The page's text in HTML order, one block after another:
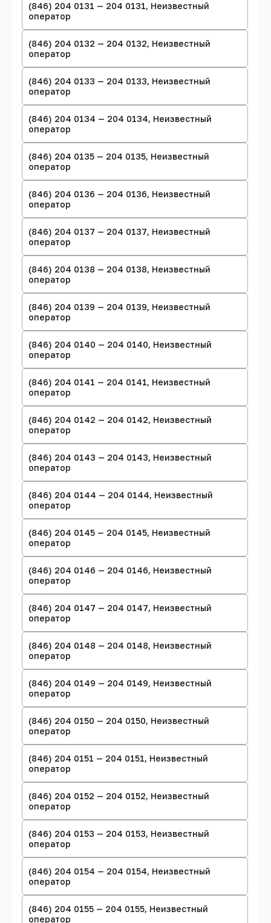
(846) 204 0131 — 204 0131, Неизвестный
оператор
(846) 204 0132 — 204 0132, Неизвестный
оператор
(846) 204 0133 — 204 0133, Неизвестный
оператор
(846) 204 0134 — 204 0134, Неизвестный
оператор
(846) 204 0135 — 204 0135, Неизвестный
оператор
(846) 204 0136 — 204 0136, Неизвестный
оператор
(846) 204 0137 — 204 0137, Неизвестный
оператор
(846) 204 0138 — 204 0138, Неизвестный
оператор
(846) 204 0139 — 204 0139, Неизвестный
оператор
(846) 204 0140 — 204 0140, Неизвестный
оператор
(846) 204 0141 — 204 0141, Неизвестный
оператор
(846) 204 0142 — 204 0142, Неизвестный
оператор
(846) 204 0143 — 204 0143, Неизвестный
оператор
(846) 204 0144 — 204 0144, Неизвестный
оператор
(846) 204 0145 — 204 0145, Неизвестный
оператор
(846) 204 0146 — 204 0146, Неизвестный
оператор
(846) 204 0147 — 204 0147, Неизвестный
оператор
(846) 204 0148 — 204 0148, Неизвестный
оператор
(846) 204 0149 — 204 0149, Неизвестный
оператор
(846) 204 0150 — 204 0150, Неизвестный
оператор
(846) 204 0151 — 204 0151, Неизвестный
оператор
(846) 204 0152 — 204 0152, Неизвестный
оператор
(846) 204 0153 — 204 0153, Неизвестный
оператор
(846) 204 0154 — 204 0154, Неизвестный
оператор
(846) 204 0155 — 204 0155, Неизвестный
оператор